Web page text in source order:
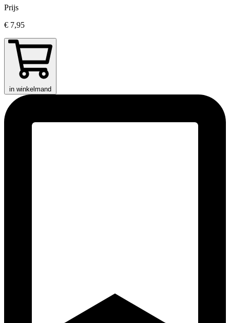
Prijs
€ 7,95
in winkelmand